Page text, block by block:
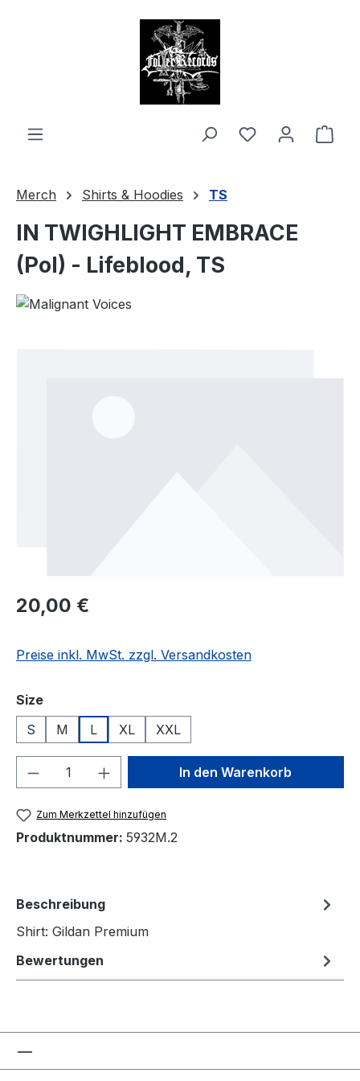
Merch Shirts & Hoodies TS
IN TWIGHLIGHT EMBRACE
(Pol) - Lifeblood, TS
Regulärer Preis:
20,00 €
Preise inkl. MwSt. zzgl. Versandkosten
Sizeauswählen
S
M L XL XXL
Produkt Anzahl: Gib denIn den Warenkorb
Zum Merkzettel hinzufügen
Produktnummer: 5932M.2
Beschreibung
Shirt: Gildan Premium
Bewertungen